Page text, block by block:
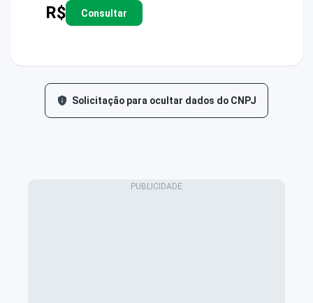
R$ Consultar
Solicitação para ocultar dados do CNPJ